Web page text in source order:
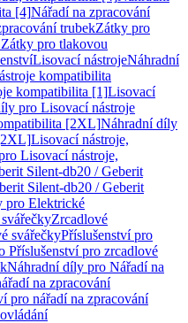
[4]Nářadí na zpracování
trubekZátky pro
pro tlakovou
Lisovací nástrojeNáhradní
kompatibilita
kompatibilita [1]Lisovací
pro Lisovací nástroje
[2XL]Náhradní díly
Lisovací nástroje,
Lisovací nástroje,
Silent-db20 / Geberit
Silent-db20 / Geberit
pro Elektrické
Zrcadlové
svářečkyPříslušenství pro
Příslušenství pro zrcadlové
Náhradní díly pro Nářadí na
na zpracování
pro nářadí na zpracování